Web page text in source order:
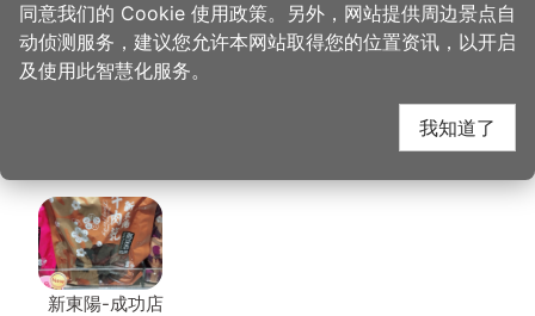
福容大饭店-桃园店 周
边店家
新東陽-成功店
同意我们的 Cookie 使用政策。另外，网站提供周边景点自
动侦测服务，建议您允许本网站取得您的位置资讯，以开启
及使用此智慧化服务。
我知道了